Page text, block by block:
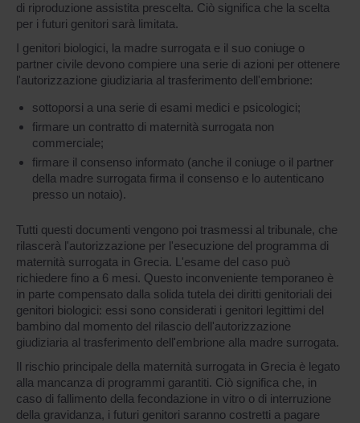
di riproduzione assistita prescelta. Ciò significa che la scelta
per i futuri genitori sarà limitata.
I genitori biologici, la madre surrogata e il suo coniuge o
partner civile devono compiere una serie di azioni per ottenere
l'autorizzazione giudiziaria al trasferimento dell'embrione:
sottoporsi a una serie di esami medici e psicologici;
firmare un contratto di maternità surrogata non
commerciale;
firmare il consenso informato (anche il coniuge o il partner
della madre surrogata firma il consenso e lo autenticano
presso un notaio).
Tutti questi documenti vengono poi trasmessi al tribunale, che
rilascerà l'autorizzazione per l'esecuzione del programma di
maternità surrogata in Grecia. L'esame del caso può
richiedere fino a 6 mesi. Questo inconveniente temporaneo è
in parte compensato dalla solida tutela dei diritti genitoriali dei
genitori biologici: essi sono considerati i genitori legittimi del
bambino dal momento del rilascio dell'autorizzazione
giudiziaria al trasferimento dell'embrione alla madre surrogata.
Il rischio principale della maternità surrogata in Grecia è legato
alla mancanza di programmi garantiti. Ciò significa che, in
caso di fallimento della fecondazione in vitro o di interruzione
della gravidanza, i futuri genitori saranno costretti a pagare